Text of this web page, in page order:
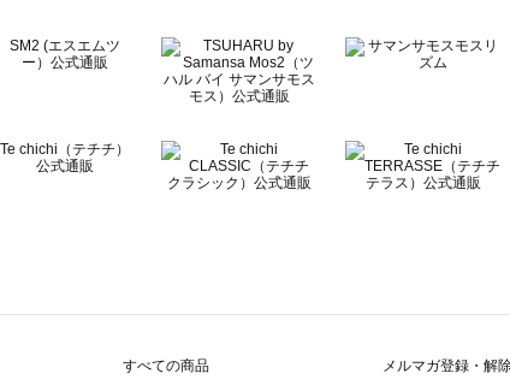
すべての商品 メルマガ登録・解